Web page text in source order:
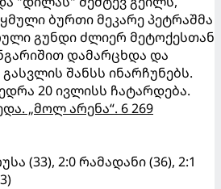
ბურთი მეკარე პეტრაშმა
გუნდი ძლიერ მეტოქესთან
დამარცხდა და
შანსს ინარჩუნებს.
20 ივლისს ჩატარდება.
„მოლ არენა“. 6 269
(33), 2:0 რამადანი (36), 2:1